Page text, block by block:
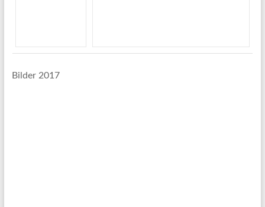
Bilder 2017